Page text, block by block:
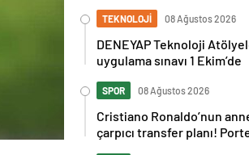
TEKNOLOJİ 08 Ağustos 2026
DENEYAP Teknoloji
uygulama sınavı 1 Ekim’de
SPOR 08 Ağustos 2026
Cristiano Ronaldo’nun
çarpıcı transfer planı!